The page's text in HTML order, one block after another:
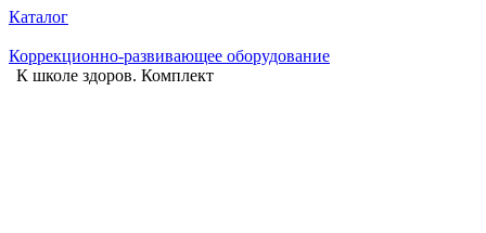
Каталог
Коррекционно‑развивающее оборудование
К школе здоров. Комплект